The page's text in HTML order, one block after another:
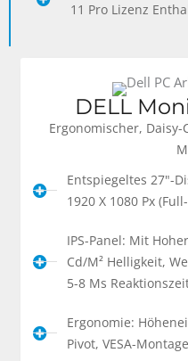
11 Pro Lizenz
DELL
Ergonomischer,
Entspiegeltes 27"-
1920 X 1080 Px
IPS-Panel: Mit
Cd/m² Helligkeit,
5-8 Ms
Ergonomie:
Pivot, VESA-